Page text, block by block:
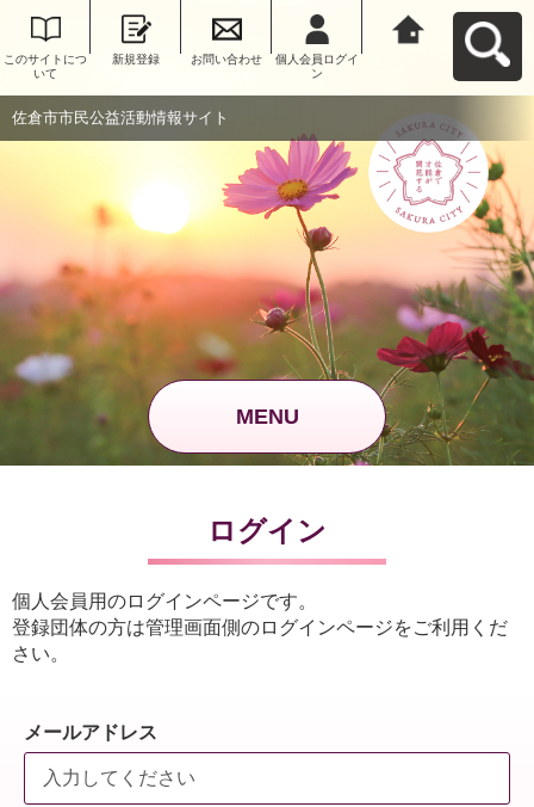
このサイトにつ
いて
新規登録 お問い合わせ
個人会員ログイ
ン
佐倉市市民公益活動情報サイト
MENU
ログイン
個人会員用のログインページです。
登録団体の方は管理画面側のログインページをご利用くだ
さい。
メールアドレス